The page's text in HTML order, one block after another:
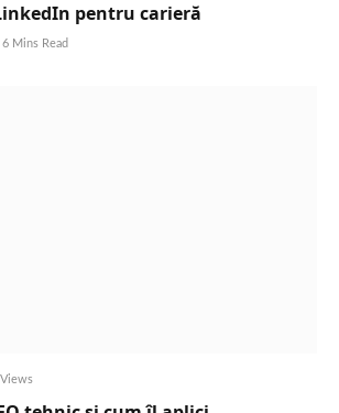
pentru carieră
6 Mins Read
Views